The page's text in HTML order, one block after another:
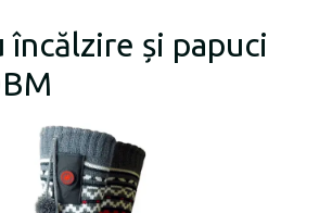
încălzire și papuci